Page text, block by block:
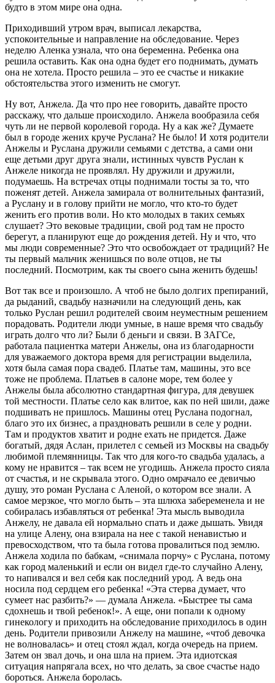
будто в этом мире она одна.
Приходивший утром врач, выписал лекарства,
успокоительные и направление на обследование. Через
неделю Аленка узнала, что она беременна. Ребенка она
решила оставить. Как она одна будет его поднимать, думать
она не хотела. Просто решила – это ее счастье и никакие
обстоятельства этого изменить не смогут.
Ну вот, Анжела. Да что про нее говорить, давайте просто
расскажу, что дальше происходило. Анжела вообразила себя
чуть ли не первой королевой города. Ну а как же? Думаете
был в городе жених круче Руслана? Не было! И хотя родители
Анжелы и Руслана дружили семьями с детства, а сами они
еще детьми друг друга знали, истинных чувств Руслан к
Анжеле никогда не проявлял. Ну дружили и дружили,
подумаешь. На встречах отцы поднимали тосты за то, что
поженят детей. Анжела замирала от волнительных фантазий,
а Руслану и в голову прийти не могло, что кто-то будет
женить его против воли. Но кто молодых в таких семьях
слушает? Это вековые традиции, свой род там не просто
берегут, а планируют еще до рождения детей. Ну и что, что
мы люди современные? Это что освобождает от традиций? Не
ты первый мальчик женишься по воле отцов, не ты
последний. Посмотрим, как ты своего сына женить будешь!
Вот так все и произошло. А чтоб не было долгих препираний,
да рыданий, свадьбу назначили на следующий день, как
только Руслан решил родителей своим неуместным решением
порадовать. Родители люди умные, в наше время что свадьбу
играть долго что ли? Были б деньги и связи. В ЗАГСе,
работала пациентка матери Анжелы, она из благодарности
для уважаемого доктора время для регистрации выделила,
хотя была самая пора свадеб. Платье там, машины, это все
тоже не проблема. Платьев в салоне море, тем более у
Анжелы была абсолютно стандартная фигура, для девушек
той местности. Платье село как влитое, как по ней шили, даже
подшивать не пришлось. Машины отец Руслана подогнал,
благо это их бизнес, а праздновать решили в селе у родни.
Там и продуктов хватит и родне ехать не придется. Даже
богатый, дядя Аслан, прилетел с семьей из Москвы на свадьбу
любимой племянницы. Так что для кого-то свадьба удалась, а
кому не нравится – так всем не угодишь. Анжела просто сияла
от счастья, и не скрывала этого. Одно омрачало ее девичью
душу, это роман Руслана с Аленой, о котором все знали. А
самое мерзкое, что могло быть – эта шлюха забеременела и не
собиралась избавляться от ребенка! Эта мысль выводила
Анжелу, не давала ей нормально спать и даже дышать. Увидя
на улице Алену, она взирала на нее с такой ненавистью и
превосходством, что та была готова провалиться под землю.
Анжела ходила по бабкам, «снимала порчу» с Руслана, потому
как город маленький и если он видел где-то случайно Алену,
то напивался и вел себя как последний урод. А ведь она
носила под сердцем его ребенка! «Эта стерва думает, что
сумеет нас разбить?» — думала Анжела. «Быстрее ты сама
сдохнешь и твой ребенок!». А еще, они попали к одному
гинекологу и приходить на обследование приходилось в один
день. Родители привозили Анжелу на машине, «чтоб девочка
не волновалась» и отец стоял ждал, когда очередь на прием.
Затем он звал дочь, и она шла на прием. Эта идиотская
ситуация напрягала всех, но что делать, за свое счастье надо
бороться. Анжела боролась.